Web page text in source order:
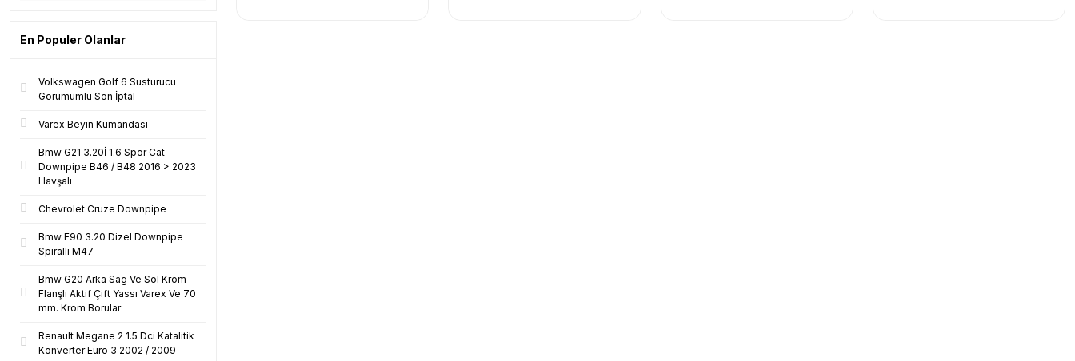
En Populer Olanlar
Volkswagen Golf 6 Susturucu
Görümümlü Son İptal
Varex Beyin Kumandası
Bmw G21 3.20İ 1.6 Spor Cat
Downpipe B46 / B48 2016 > 2023
Havşalı
Chevrolet Cruze Downpipe
Bmw E90 3.20 Dizel Downpipe
Spiralli M47
Bmw G20 Arka Sag Ve Sol Krom
Flanşlı Aktif Çift Yassı Varex Ve 70
mm. Krom Borular
Renault Megane 2 1.5 Dci Katalitik
Konverter Euro 3 2002 / 2009